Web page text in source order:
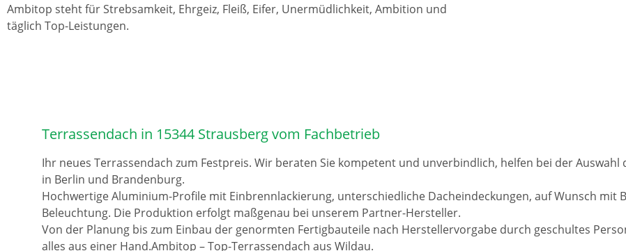
Ambitop steht für Strebsamkeit, Ehrgeiz, Fleiß, Eifer, Unermüdlichkeit, Ambition und
täglich Top-Leistungen.
Terrassendach in 15344 Strausberg vom Fachbetrieb
Ihr neues Terrassendach zum Festpreis. Wir beraten Sie kompetent und unverbindlich, helfen bei der
in Berlin und Brandenburg.
Hochwertige Aluminium-Profile mit Einbrennlackierung, unterschiedliche Dacheindeckungen, auf Wunsch mit
Beleuchtung. Die Produktion erfolgt maßgenau bei unserem Partner-Hersteller.
Von der Planung bis zum Einbau der genormten Fertigbauteile nach Herstellervorgabe durch geschultes
alles aus einer Hand.Ambitop – Top-Terrassendach aus Wildau.